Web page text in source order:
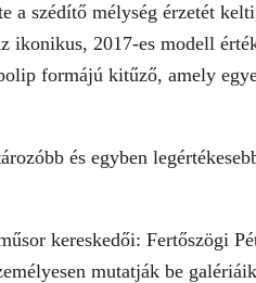
a szédítő mélység érzetét
ikonikus, 2017-es modell
formájú kitűző, amely
és egyben
kereskedői: Fertőszögi
mutatják be